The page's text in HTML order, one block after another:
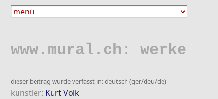
www.mural.ch: werke
dieser beitrag wurde verfasst in: deutsch (ger/deu/de)
künstler: Kurt Volk